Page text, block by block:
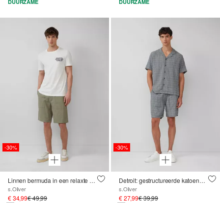
DUURZAME DUURZAME
-30%
Linnen bermuda in een relaxte pasvorm
s.Oliver
€ 34,99€ 49,99
-30%
Detroit: gestructureerde katoenen short in een relaxed fit
s.Oliver
€ 27,99€ 39,99